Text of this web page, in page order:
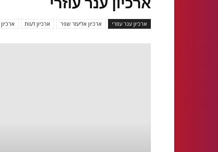
ארכיון ענר עוזרי ארכיון אליעזר שפר ארכיון דעות